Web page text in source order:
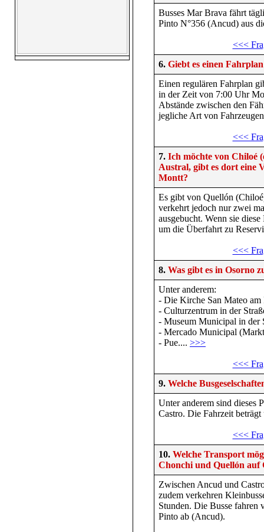
Busses Mar Brava fährt
Pinto N°356 (Ancud) aus
<<<
6. Giebt es einen
Einen regulären Fahrplan
in der Zeit von 7:00 Uhr
Abstände zwischen den
jegliche Art von
<<<
7. Ich möchte von Chiloé
Austral, gibt es dort eine
Montt?
Es gibt von Quellón
verkehrt jedoch nur zwei
ausgebucht. Wenn sie
um die Überfahrt zu
<<<
8. Was gibt es in Osorno
Unter anderem:
- Die Kirche San Mateo am
- Culturzentrum in der
- Museum Municipal in der
- Mercado Municipal
- Pue.... >>>
<<<
9. Welche
Unter anderem sind dieses
Castro. Die Fahrzeit
<<<
10. Welche Transport
Chonchi und Quellón auf
Zwischen Ancud und
zudem verkehren
Stunden. Die Busse
Pinto ab (Ancud).